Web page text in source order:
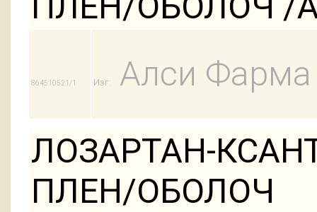
864510521/1 Изг:
Алси
ЛОЗАРТАН-
ПЛЕН/ОБОЛОЧ